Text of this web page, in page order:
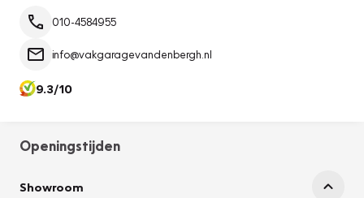
010-4584955
info@vakgaragevandenbergh.nl
9.3/10
Openingstijden
Showroom